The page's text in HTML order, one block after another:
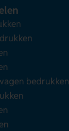
bedrukken